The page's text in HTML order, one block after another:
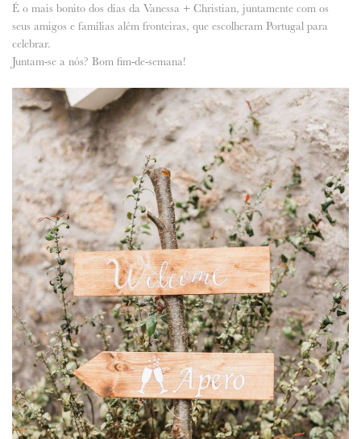
É o mais bonito dos dias da Vanessa + Christian, juntamente com os
seus amigos e famílias além fronteiras, que escolheram Portugal para
celebrar.
Juntam-se a nós? Bom fim-de-semana!